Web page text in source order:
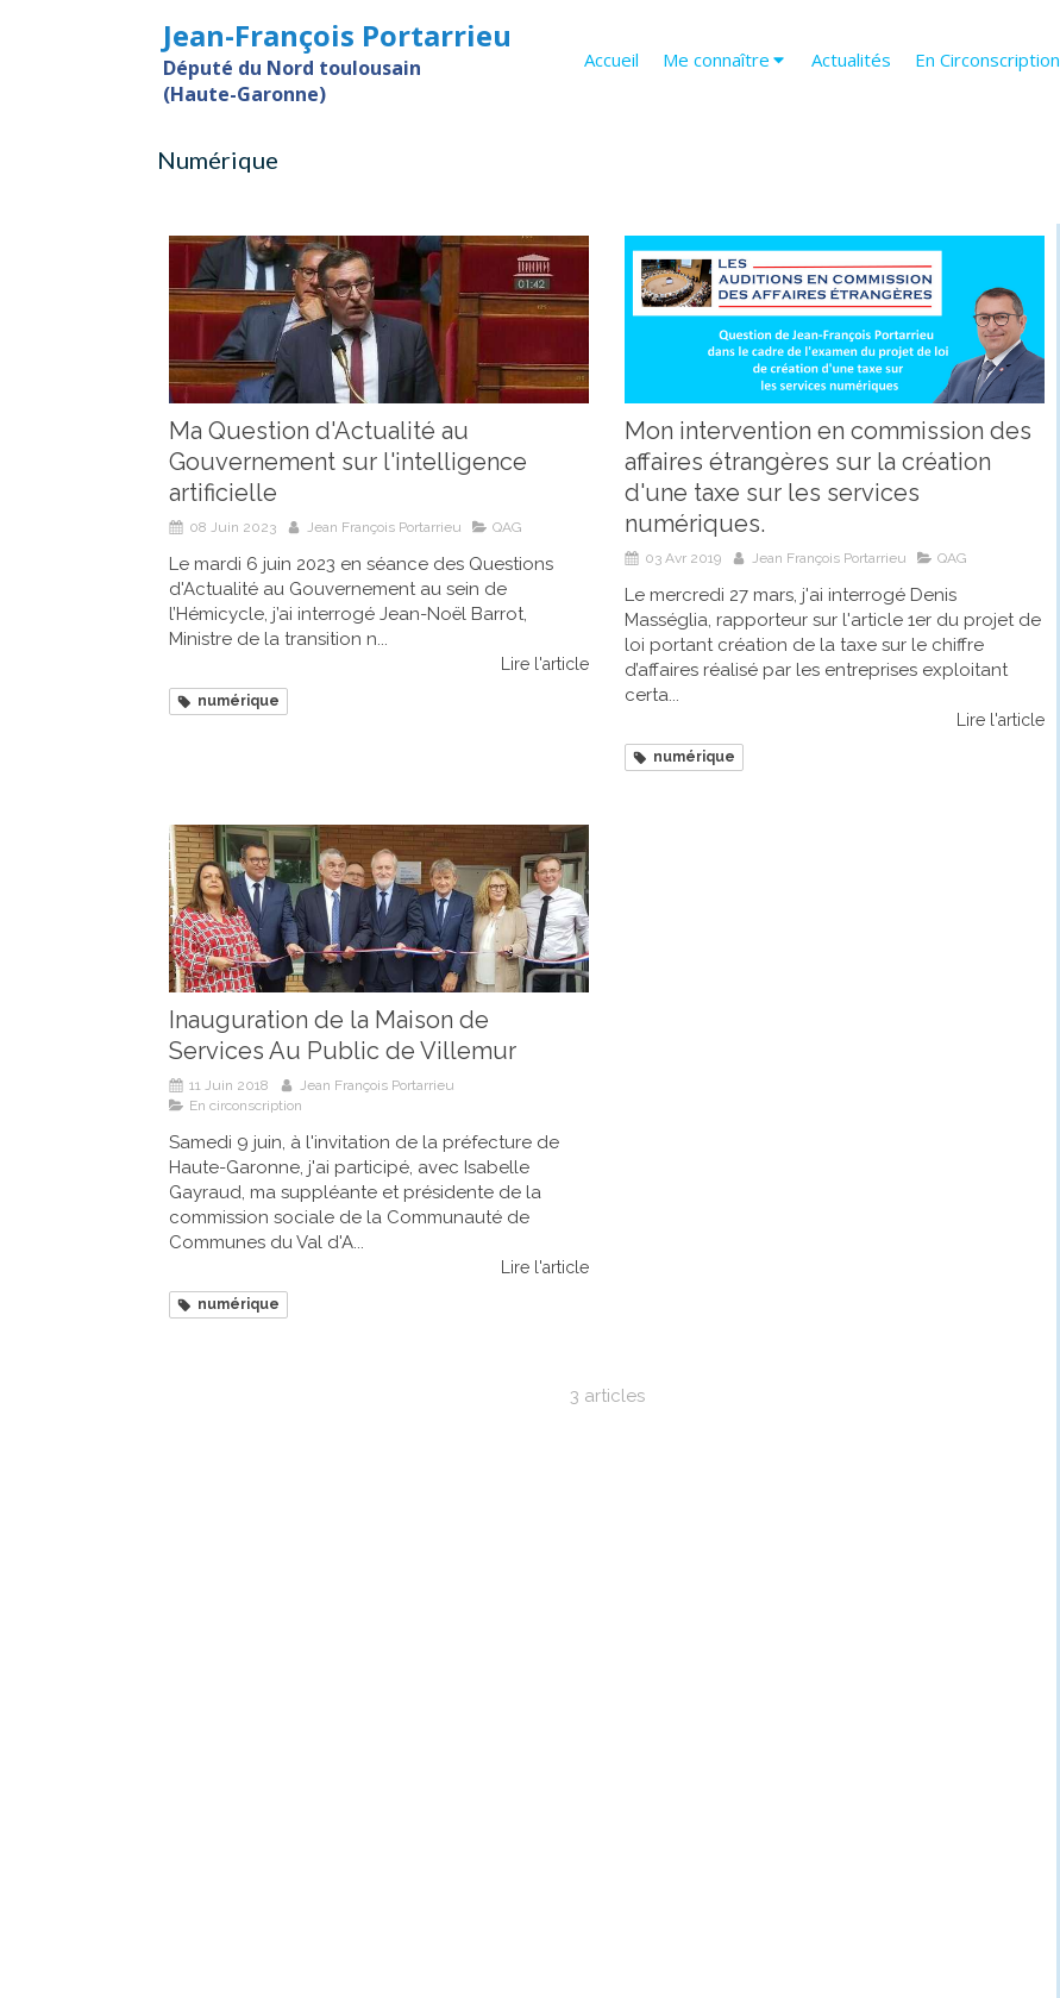
Accueil Me connaître Actualités En Circonscription
Jean-François Portarrieu
Député du Nord toulousain
(Haute-Garonne)
Numérique
Ma Question d'Actualité au
Gouvernement sur l'intelligence
artificielle
08 Juin 2023 Jean François Portarrieu QAG
Le mardi 6 juin 2023 en séance des Questions
d'Actualité au Gouvernement au sein de
l’Hémicycle, j’ai interrogé Jean-Noël Barrot,
Ministre de la transition n...
Lire l'article
numérique
Mon intervention en commission des
affaires étrangères sur la création
d'une taxe sur les services
numériques.
03 Avr 2019 Jean François Portarrieu QAG
Le mercredi 27 mars, j'ai interrogé Denis
Masséglia, rapporteur sur l'article 1er du projet de
loi portant création de la taxe sur le chiffre
d’affaires réalisé par les entreprises exploitant
certa...
Lire l'article
numérique
Inauguration de la Maison de
Services Au Public de Villemur
11 Juin 2018
Jean François Portarrieu
En circonscription
Samedi 9 juin, à l'invitation de la préfecture de
Haute-Garonne, j'ai participé, avec Isabelle
Gayraud, ma suppléante et présidente de la
commission sociale de la Communauté de
Communes du Val d'A...
Lire l'article
numérique
3 articles